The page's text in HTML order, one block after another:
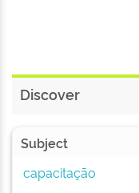
Discover
Subject
capacitação